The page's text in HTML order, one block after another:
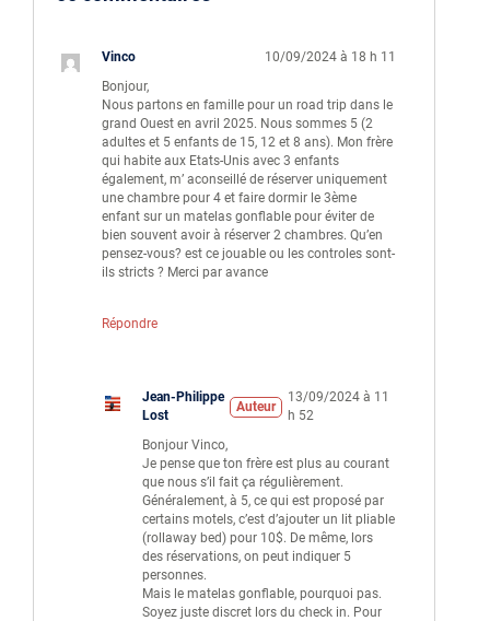
Vinco
10/09/2024 à 18 h 11
Bonjour,
Nous partons en famille pour un road trip dans le
grand Ouest en avril 2025. Nous sommes 5 (2
adultes et 5 enfants de 15, 12 et 8 ans). Mon frère
qui habite aux Etats-Unis avec 3 enfants
également, m’ aconseillé de réserver uniquement
une chambre pour 4 et faire dormir le 3ème
enfant sur un matelas gonflable pour éviter de
bien souvent avoir à réserver 2 chambres. Qu’en
pensez-vous? est ce jouable ou les controles sont-
ils stricts ? Merci par avance
Répondre
Jean-Philippe
Lost
Auteur
13/09/2024 à 11
h 52
Bonjour Vinco,
Je pense que ton frère est plus au courant
que nous s’il fait ça régulièrement.
Généralement, à 5, ce qui est proposé par
certains motels, c’est d’ajouter un lit pliable
(rollaway bed) pour 10$. De même, lors
des réservations, on peut indiquer 5
personnes.
Mais le matelas gonflable, pourquoi pas.
Soyez juste discret lors du check in. Pour